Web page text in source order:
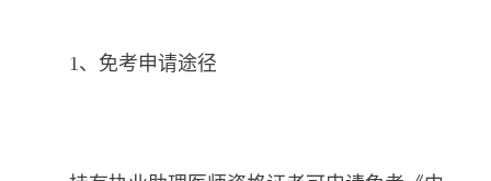
1、免考申请途径